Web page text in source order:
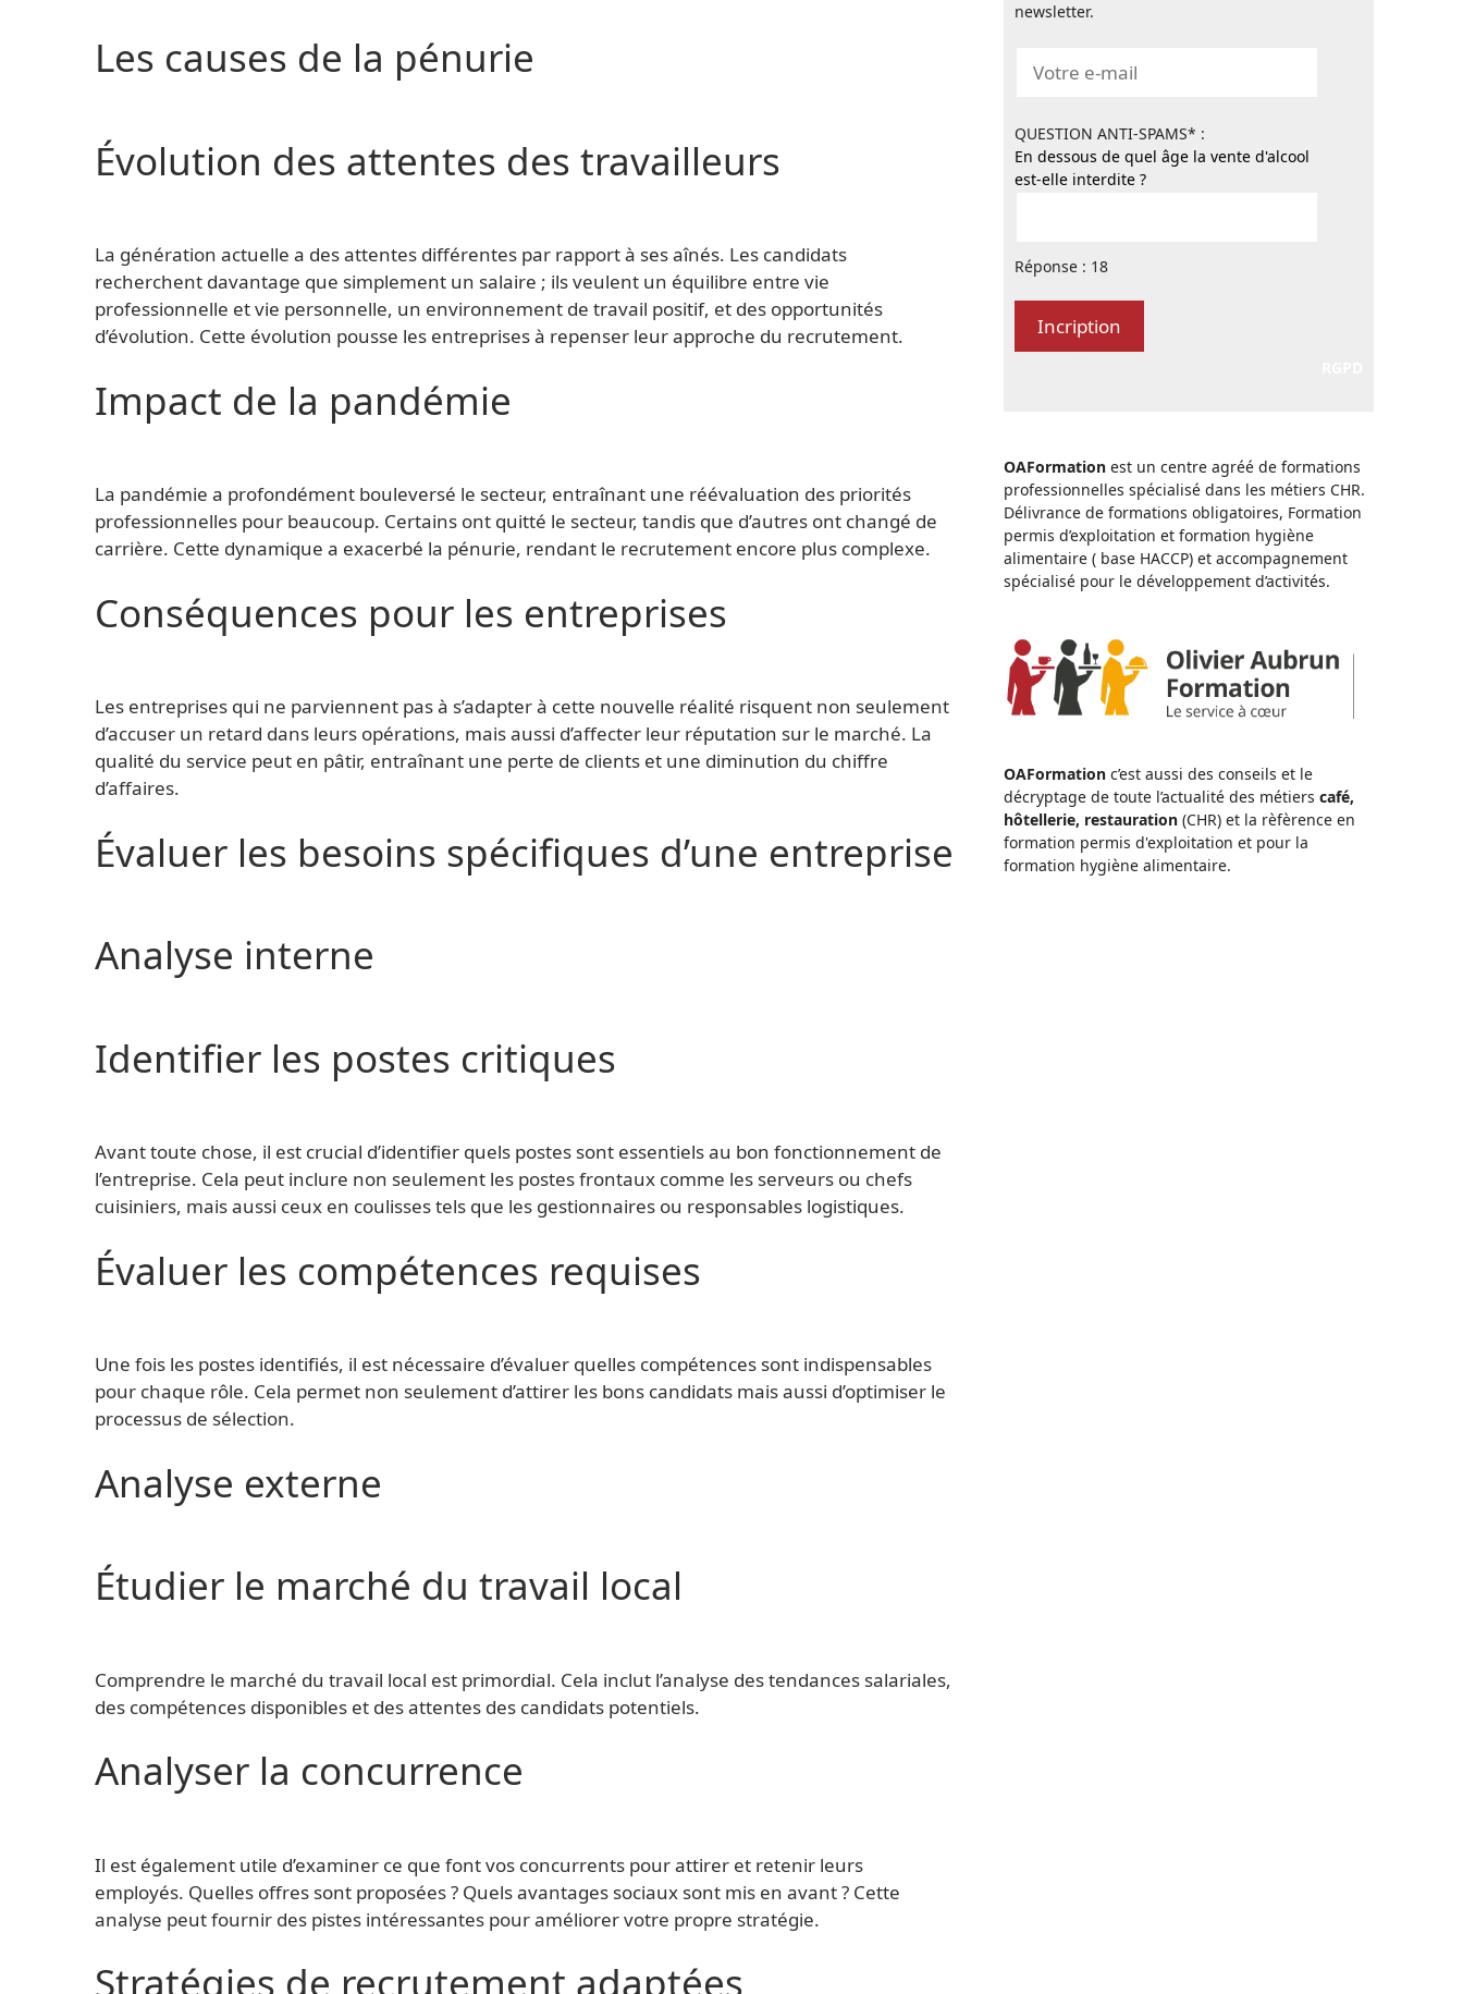
Les causes de la pénurie
Évolution des attentes des travailleurs
La génération actuelle a des attentes différentes par rapport à ses aînés. Les candidats
recherchent davantage que simplement un salaire ; ils veulent un équilibre entre vie
professionnelle et vie personnelle, un environnement de travail positif, et des opportunités
d’évolution. Cette évolution pousse les entreprises à repenser leur approche du recrutement.
Impact de la pandémie
La pandémie a profondément bouleversé le secteur, entraînant une réévaluation des priorités
professionnelles pour beaucoup. Certains ont quitté le secteur, tandis que d’autres ont changé de
carrière. Cette dynamique a exacerbé la pénurie, rendant le recrutement encore plus complexe.
Conséquences pour les entreprises
Les entreprises qui ne parviennent pas à s’adapter à cette nouvelle réalité risquent non seulement
d’accuser un retard dans leurs opérations, mais aussi d’affecter leur réputation sur le marché. La
qualité du service peut en pâtir, entraînant une perte de clients et une diminution du chiffre
d’affaires.
Évaluer les besoins spécifiques d’une entreprise
Analyse interne
Identifier les postes critiques
Avant toute chose, il est crucial d’identifier quels postes sont essentiels au bon fonctionnement de
l’entreprise. Cela peut inclure non seulement les postes frontaux comme les serveurs ou chefs
cuisiniers, mais aussi ceux en coulisses tels que les gestionnaires ou responsables logistiques.
Évaluer les compétences requises
Une fois les postes identifiés, il est nécessaire d’évaluer quelles compétences sont indispensables
pour chaque rôle. Cela permet non seulement d’attirer les bons candidats mais aussi d’optimiser le
processus de sélection.
Analyse externe
Étudier le marché du travail local
Comprendre le marché du travail local est primordial. Cela inclut l’analyse des tendances salariales,
des compétences disponibles et des attentes des candidats potentiels.
Analyser la concurrence
Il est également utile d’examiner ce que font vos concurrents pour attirer et retenir leurs
employés. Quelles offres sont proposées ? Quels avantages sociaux sont mis en avant ? Cette
analyse peut fournir des pistes intéressantes pour améliorer votre propre stratégie.
Stratégies de recrutement adaptées
newsletter.
QUESTION ANTI-SPAMS* :
En dessous de quel âge la vente d'alcool
est-elle interdite ?
Réponse : 18
OAFormation est un centre agréé de formations
professionnelles spécialisé dans les métiers CHR.
Délivrance de formations obligatoires, Formation
permis d’exploitation et formation hygiène
alimentaire ( base HACCP) et accompagnement
spécialisé pour le développement d’activités.
OAFormation c’est aussi des conseils et le
décryptage de toute l’actualité des métiers café,
hôtellerie, restauration (CHR) et la rèfèrence en
formation permis d'exploitation et pour la
formation hygiène alimentaire.